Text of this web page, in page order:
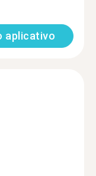
aplicativo